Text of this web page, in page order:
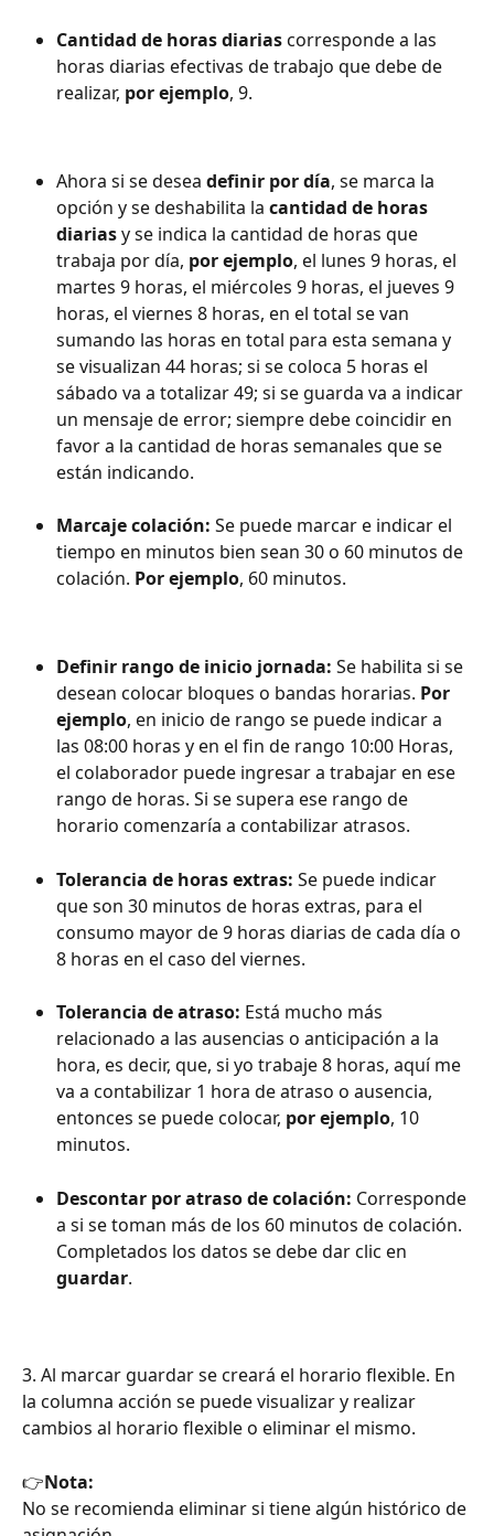
Cantidad de horas diarias corresponde a las
horas diarias efectivas de trabajo que debe de
realizar, por ejemplo, 9.
Ahora si se desea definir por día, se marca la
opción y se deshabilita la cantidad de horas
diarias y se indica la cantidad de horas que
trabaja por día, por ejemplo, el lunes 9 horas, el
martes 9 horas, el miércoles 9 horas, el jueves 9
horas, el viernes 8 horas, en el total se van
sumando las horas en total para esta semana y
se visualizan 44 horas; si se coloca 5 horas el
sábado va a totalizar 49; si se guarda va a indicar
un mensaje de error; siempre debe coincidir en
favor a la cantidad de horas semanales que se
están indicando.
Marcaje colación: Se puede marcar e indicar el
tiempo en minutos bien sean 30 o 60 minutos de
colación. Por ejemplo, 60 minutos.
Definir rango de inicio jornada: Se habilita si se
desean colocar bloques o bandas horarias. Por
ejemplo, en inicio de rango se puede indicar a
las 08:00 horas y en el fin de rango 10:00 Horas,
el colaborador puede ingresar a trabajar en ese
rango de horas. Si se supera ese rango de
horario comenzaría a contabilizar atrasos.
Tolerancia de horas extras: Se puede indicar
que son 30 minutos de horas extras, para el
consumo mayor de 9 horas diarias de cada día o
8 horas en el caso del viernes.
Tolerancia de atraso: Está mucho más
relacionado a las ausencias o anticipación a la
hora, es decir, que, si yo trabaje 8 horas, aquí me
va a contabilizar 1 hora de atraso o ausencia,
entonces se puede colocar, por ejemplo, 10
minutos.
Descontar por atraso de colación: Corresponde
a si se toman más de los 60 minutos de colación.
Completados los datos se debe dar clic en
guardar.
3. Al marcar guardar se creará el horario flexible. En
la columna acción se puede visualizar y realizar
cambios al horario flexible o eliminar el mismo.
👉Nota:
No se recomienda eliminar si tiene algún histórico de